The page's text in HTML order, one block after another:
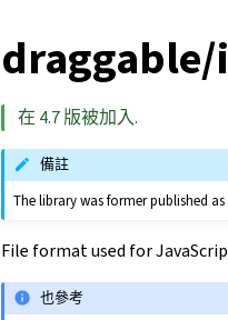
在 4.7 版被加入.
備註
The library was former published as
File format used for
也參考